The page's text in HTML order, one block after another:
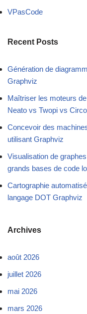
VPasCode
Recent Posts
Génération de
Graphviz
Maîtriser les moteurs
Neato vs Twopi vs Circo
Concevoir des
utilisant Graphviz
Visualisation de
grands bases de code
Cartographie
langage DOT Graphviz
Archives
août 2026
juillet 2026
mai 2026
mars 2026